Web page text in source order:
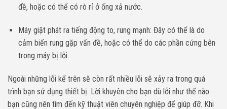
đề, hoặc có thể có rò rỉ ở ống xả nước.
Máy giặt phát ra tiếng động to, rung mạnh: Đây có thể là do
cảm biến rung gặp vấn đề, hoặc có thể do các phần cứng bên
trong máy bị lỗi.
Ngoài những lỗi kể trên sẽ còn rất nhiều lỗi sẽ xảy ra trong quá
trình bạn sử dụng thiết bị. Lời khuyên cho bạn dù lỗi như thế nào
bạn cũng nên tìm đến kỹ thuật viên chuyên nghiệp để giúp đỡ. Khi